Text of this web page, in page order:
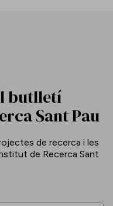
butlletí
Sant Pau
de recerca i les
de Recerca Sant